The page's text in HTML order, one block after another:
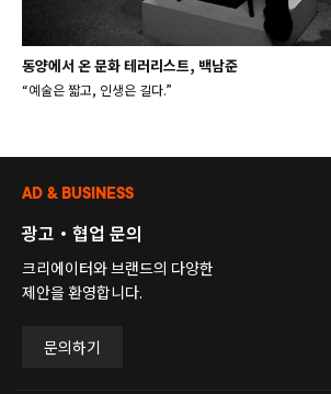
동양에서 온 문화 테러리스트, 백남준
“예술은 짧고, 인생은 길다.”
AD & BUSINESS
광고・협업 문의
크리에이터와 브랜드의 다양한
제안을 환영합니다.
문의하기